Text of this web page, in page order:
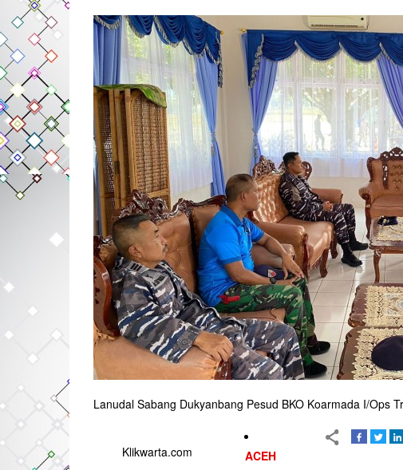
Lanudal Sabang Dukyanbang Pesud BKO Koarmada I/Ops
Klikwarta.com ACEH